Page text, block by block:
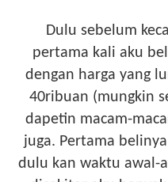
Dulu sebelum
pertama kali aku
dengan harga yang
40ribuan (mungkin
dapetin macam-
juga. Pertama
dulu kan waktu awal-